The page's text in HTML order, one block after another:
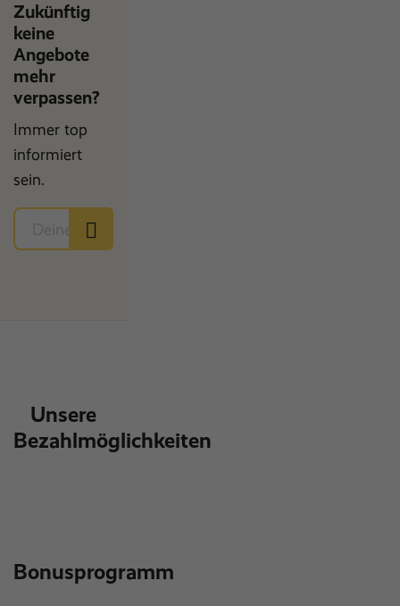
Zukünftig
keine
Angebote
mehr
verpassen?
Immer top
informiert
sein.
Unsere
Bezahlmöglichkeiten
Bonusprogramm